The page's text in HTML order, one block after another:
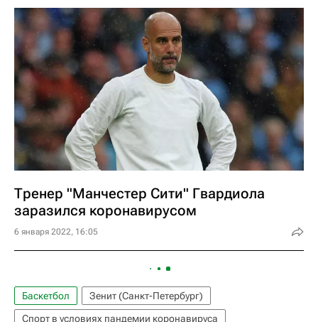
Тренер "Манчестер Сити" Гвардиола
заразился коронавирусом
6 января 2022, 16:05
Баскетбол
Зенит (Санкт-Петербург)
Спорт в условиях пандемии коронавируса